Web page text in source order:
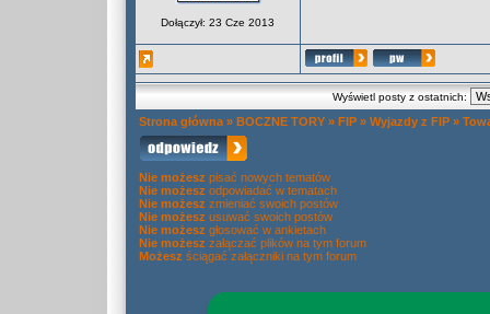
Dołączył: 23 Cze 2013
Wyświetl posty z ostatnich:
Strona główna » BOCZNE TORY » FIP » Wyjazdy z FIP »
Nie możesz pisać nowych tematów
Nie możesz odpowiadać w tematach
Nie możesz zmieniać swoich postów
Nie możesz usuwać swoich postów
Nie możesz głosować w ankietach
Nie możesz załączać plików na tym forum
Możesz ściągać załączniki na tym forum